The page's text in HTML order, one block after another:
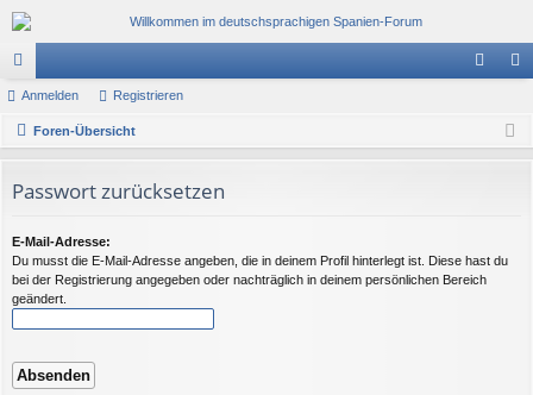
or
en ist
Anmelden Registrieren
Foren-Übersicht
Passwort zurücksetzen
E-Mail-Adresse:
Du musst die E-Mail-Adresse angeben, die in deinem Profil hinterlegt ist. Diese hast du
bei der Registrierung angegeben oder nachträglich in deinem persönlichen Bereich
geändert.